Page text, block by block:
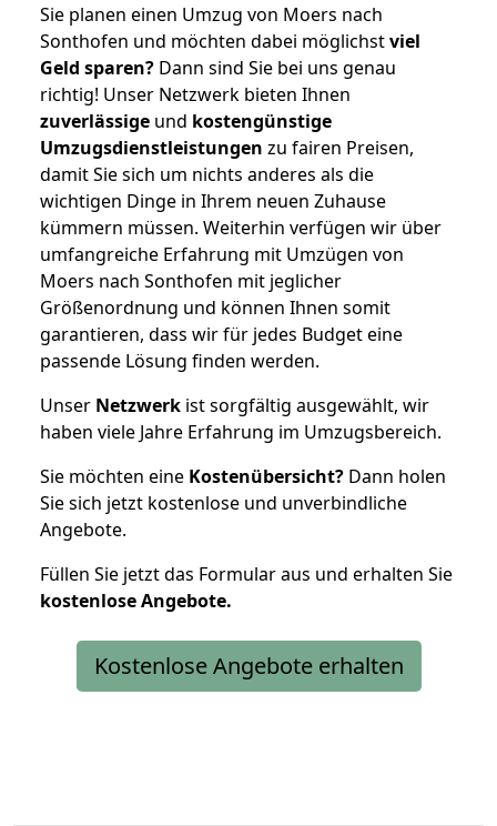
Sie planen einen Umzug von Moers nach
Sonthofen und möchten dabei möglichstviel
Geld sparen? Dann sind Sie bei uns genau
richtig! Unser Netzwerk bieten Ihnen
zuverlässige und kostengünstige
Umzugsdienstleistungen zu fairen Preisen,
damit Sie sich um nichts anderes als die
wichtigen Dinge in Ihrem neuen Zuhause
kümmern müssen. Weiterhin verfügen wir über
umfangreiche Erfahrung mit Umzügen von
Moers nach Sonthofen mit jeglicher
Größenordnung und können Ihnen somit
garantieren, dass wir für jedes Budget eine
passende Lösung finden werden.
Unser Netzwerk ist sorgfältig ausgewählt, wir
haben viele Jahre Erfahrung im Umzugsbereich.
Sie möchten eine Kostenübersicht? Dann holen
Sie sich jetzt kostenlose und unverbindliche
Angebote.
Füllen Sie jetzt das Formular aus und erhalten Sie
kostenloseAngebote.
Kostenlose Angebote erhalten